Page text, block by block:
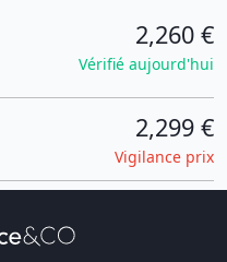
2,260 €
Vérifié aujourd'hui
2,299 €
Vigilance prix